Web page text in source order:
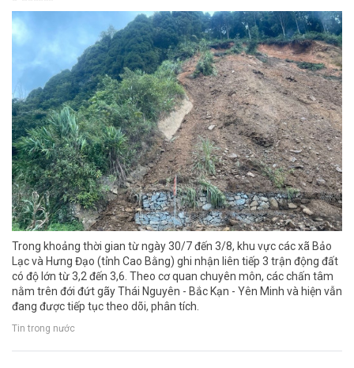
Trong khoảng thời gian từ ngày 30/7 đến 3/8, khu vực các xã Bảo
Lạc và Hưng Đạo (tỉnh Cao Bằng) ghi nhận liên tiếp 3 trận động đất
có độ lớn từ 3,2 đến 3,6. Theo cơ quan chuyên môn, các chấn tâm
nằm trên đới đứt gãy Thái Nguyên - Bắc Kạn - Yên Minh và hiện vẫn
đang được tiếp tục theo dõi, phân tích.
Tin trong nước